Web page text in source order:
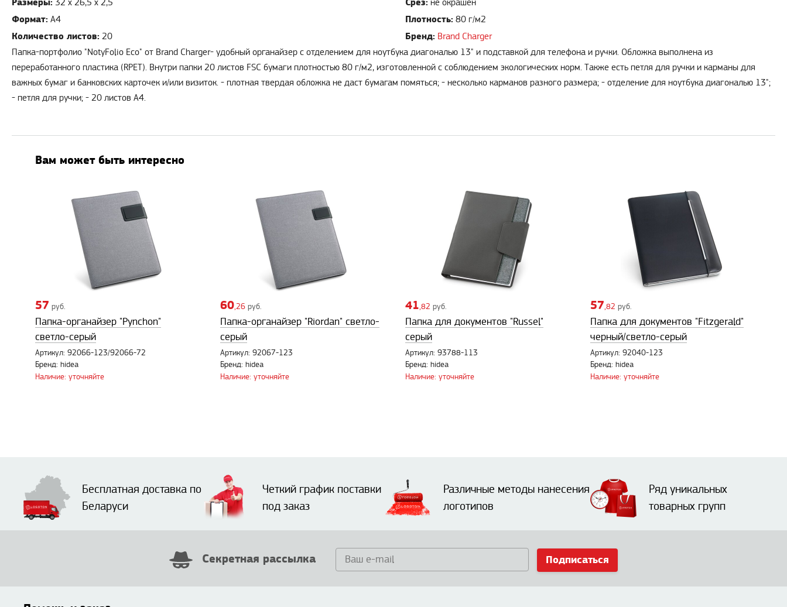
Размеры: 32 х 26,5 х 2,5
Формат: А4
Количество листов: 20
Срез: не окрашен
Плотность: 80 г/м2
Бренд: Brand Charger
Папка-портфолио "NotyFolio Eco" от Brand Charger- удобный органайзер с отделением для ноутбука диагональю 13" и подставкой для телефона и ручки. Обложка выполнена из
переработанного пластика (RPET). Внутри папки 20 листов FSC бумаги плотностью 80 г/м2, изготовленной с соблюдением экологических норм. Также есть петля для ручки и карманы для
важных бумаг и банковских карточек и/или визиток. - плотная твердая обложка не даст бумагам помяться; - несколько карманов разного размера; - отделение для ноутбука диагональю 13";
- петля для ручки; - 20 листов А4.
Вам может быть интересно
57 руб.
Папка-органайзер "Pynchon"
светло-серый
Артикул: 92066-123/92066-72
Бренд: hidea
Наличие: уточняйте
60,26 руб.
Папка-органайзер "Riordan" светло-
серый
Артикул: 92067-123
Бренд: hidea
Наличие: уточняйте
41,82 руб.
Папка для документов "Russel"
серый
Артикул: 93788-113
Бренд: hidea
Наличие: уточняйте
57,82 руб.
Папка для документов "Fitzgerald"
черный/светло-серый
Артикул: 92040-123
Бренд: hidea
Наличие: уточняйте
Бесплатная доставка по
Беларуси
Четкий график поставки
под заказ
Различные методы нанесения
логотипов
Ряд уникальных
товарных групп
Секретная рассылка Подписаться